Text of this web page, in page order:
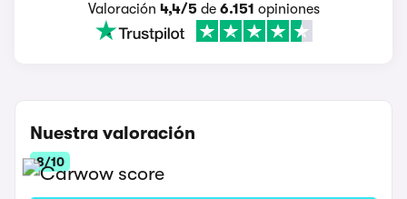
Valoración 4,4/5de 6.151 opiniones
Nuestra valoración
8/10